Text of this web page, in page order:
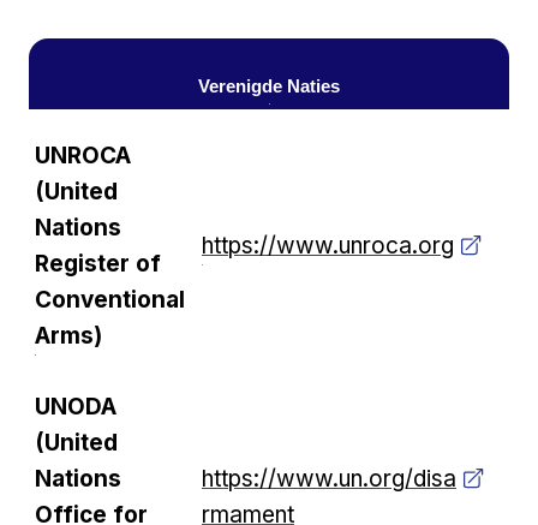
Verenigde Naties
UNROCA
(United
Nations
Register of
Conventional
Arms)
https://www.unroca.org
UNODA
(United
Nations
Office for
https://www.un.org/disa
rmament